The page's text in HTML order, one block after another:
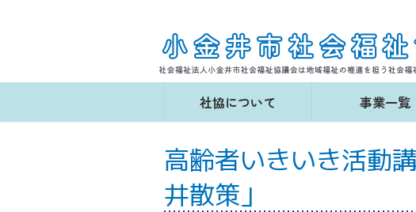
キ
に
社協について 事業一覧
高齢者いきいき活動
井散策」